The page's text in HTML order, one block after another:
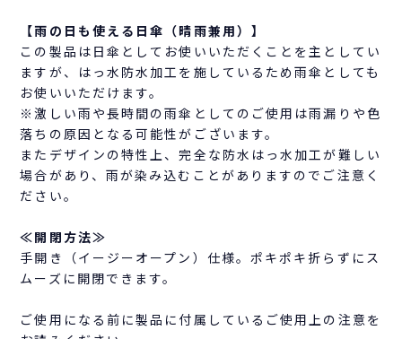
【雨の日も使える日傘（晴雨兼用）】
この製品は日傘としてお使いいただくことを主としてい
ますが、はっ水防水加工を施しているため雨傘としても
お使いいただけます。
※激しい雨や長時間の雨傘としてのご使用は雨漏りや色
落ちの原因となる可能性がございます。
またデザインの特性上、完全な防水はっ水加工が難しい
場合があり、雨が染み込むことがありますのでご注意く
ださい。
≪開閉方法≫
手開き（イージーオープン）仕様。ポキポキ折らずにス
ムーズに開閉できます。
ご使用になる前に製品に付属しているご使用上の注意を